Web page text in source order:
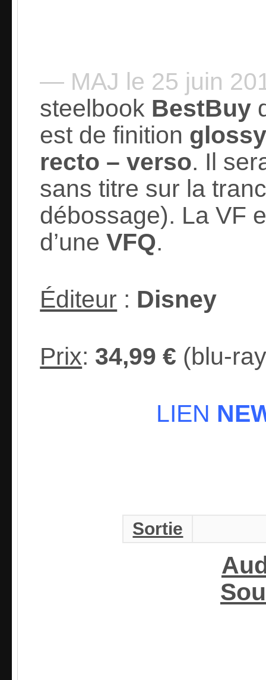
— MAJ le 25 juin
steelbook BestBuy
est de finition
recto – verso. Il
sans titre sur la
débossage). La VF
d’uneVFQ.
Éditeur : Disney
Prix: 34,99 € (blu-
LIEN
Sortie